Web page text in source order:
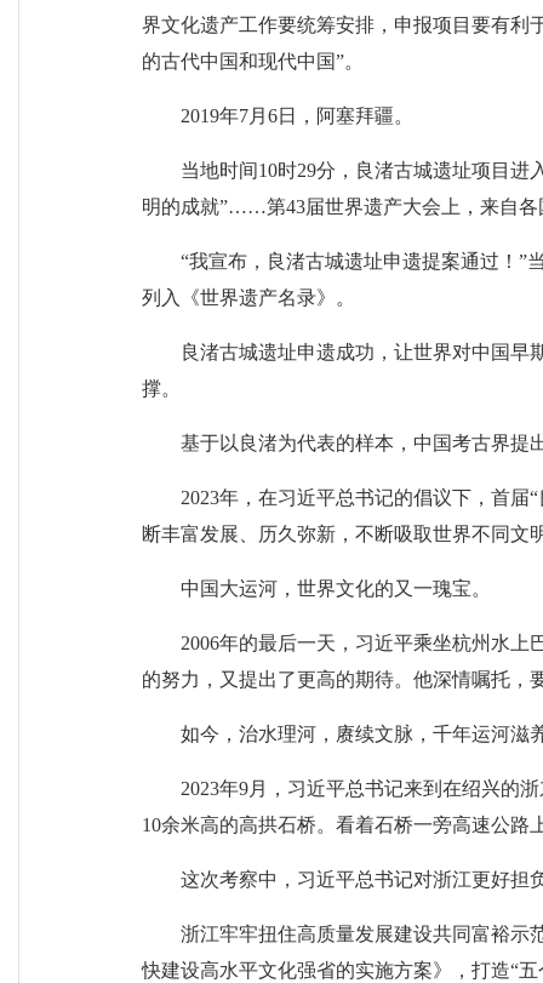
界文化遗产工作要统筹安排，申报项目要有利
的古代中国和现代中国”。
2019年7月6日，阿塞拜疆。
当地时间10时29分，良渚古城遗址项目
明的成就”……第43届世界遗产大会上，来自
“我宣布，良渚古城遗址申遗提案通过！”
列入《世界遗产名录》。
良渚古城遗址申遗成功，让世界对中国早
撑。
基于以良渚为代表的样本，中国考古界提
2023年，在习近平总书记的倡议下，首
断丰富发展、历久弥新，不断吸取世界不同文
中国大运河，世界文化的又一瑰宝。
2006年的最后一天，习近平乘坐杭州水
的努力，又提出了更高的期待。他深情嘱托，
如今，治水理河，赓续文脉，千年运河滋
2023年9月，习近平总书记来到在绍兴的
10余米高的高拱石桥。看着石桥一旁高速公路
这次考察中，习近平总书记对浙江更好担
浙江牢牢扭住高质量发展建设共同富裕
快建设高水平文化强省的实施方案》，打造“